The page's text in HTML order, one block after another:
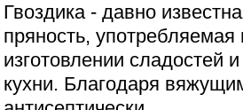
Гвоздика - давно
пряность, употребляемая
изготовлении сладостей
кухни. Благодаря